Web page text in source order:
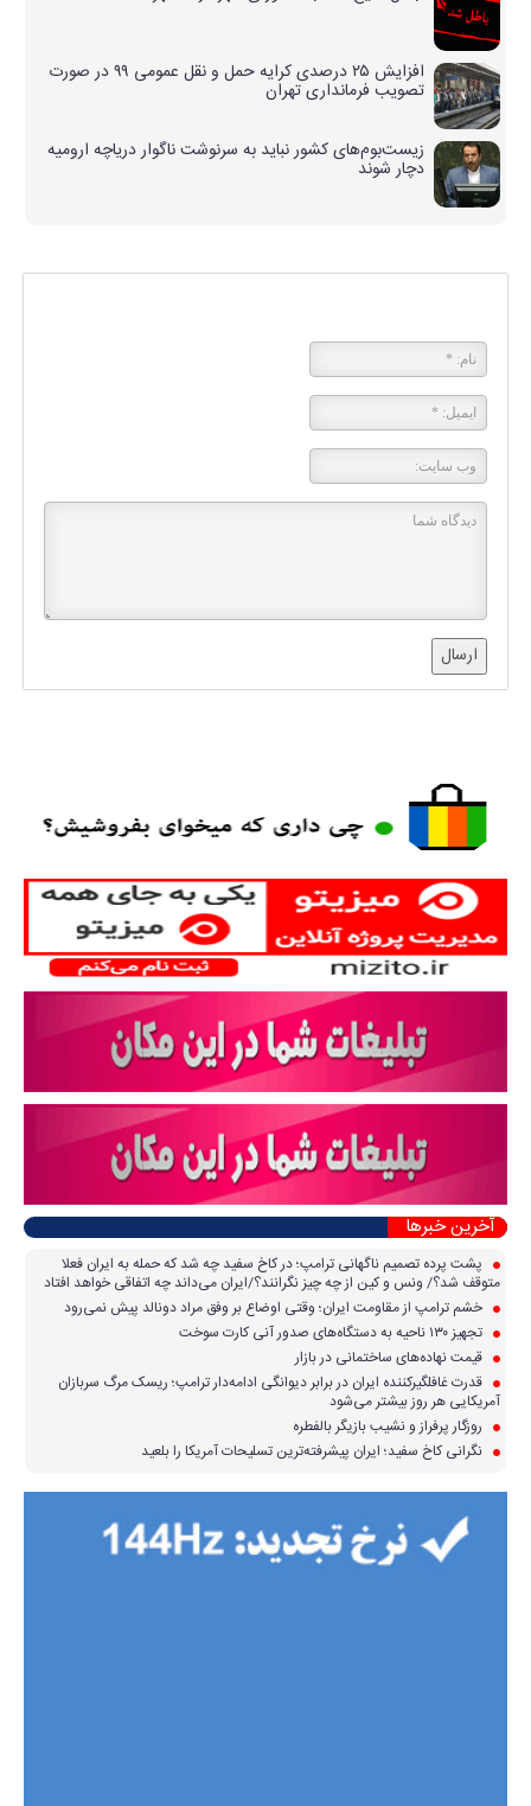
افزایش ۲۵ درصدی کرایه حمل و نقل عمومی ۹۹ در صورت
تصویب فرمانداری تهران
زیست‌بوم‌های کشور نباید به سرنوشت ناگوار دریاچه ارومیه
دچار شوند
ارسال
آخرین خبرها
پشت پرده تصمیم ناگهانی ترامپ؛ در کاخ سفید چه شد که حمله به ایران فعلا
متوقف شد؟/ ونس و کین از چه چیز نگرانند؟/ایران می‌داند چه اتفاقی خواهد افتاد
خشم ترامپ از مقاومت ایران؛ وقتی اوضاع بر وفق مراد دونالد پیش نمی‌رود
تجهیز ۱۳۰ ناحیه به دستگاه‌های صدور آنی کارت سوخت
قیمت نهاده‌های ساختمانی در بازار
قدرت غافلگیرکننده ایران در برابر دیوانگی ادامه‌دار ترامپ؛ ریسک مرگ سربازان
آمریکایی هر روز بیشتر می‌شود
روزگار پرفراز و نشیب بازیگر بالفطره
نگرانی کاخ سفید؛ ایران پیشرفته‌ترین تسلیحات آمریکا را بلعید